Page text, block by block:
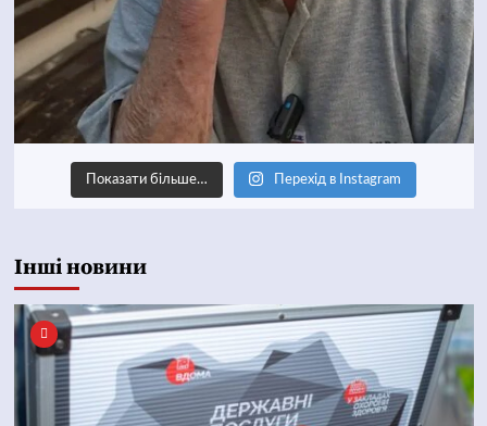
Показати більше… Перехід в Instagram
Інші новини